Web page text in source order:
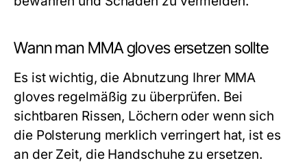
Wann man MMA gloves ersetzen sollte
Es ist wichtig, die Abnutzung Ihrer MMA
gloves regelmäßig zu überprüfen. Bei
sichtbaren Rissen, Löchern oder wenn sich
die Polsterung merklich verringert hat, ist es
an der Zeit, die Handschuhe zu ersetzen.